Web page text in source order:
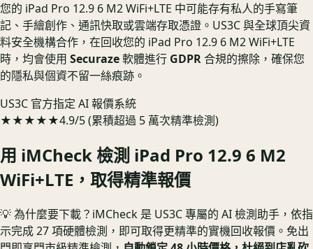
您的 iPad Pro 12.9 6 M2 WiFi+LTE 中可能存有私人的手寫筆
記、手繪創作、通訊快取或雲端存取憑證。US3C 與全球頂尖資
料安全機構合作，在回收您的 iPad Pro 12.9 6 M2 WiFi+LTE
時，均會使用 Securaze軟體進行 GDPR合規的擦除，確保您
的隱私與個資不留一絲痕跡。
US3C 官方指定 AI 報價系統
★★★★★4.9/5 (累積超過 5 萬次精準檢測)
用 iMCheck 檢測 iPad Pro 12.9 6 M2
WiFi+LTE ，取得精準報價
💡 為什麼要下載？ iMCheck 是 US3C 專屬的 AI 檢測助手，依指
示完成 27 項硬體檢測，即可取得更精準的實機回收報價。 免出